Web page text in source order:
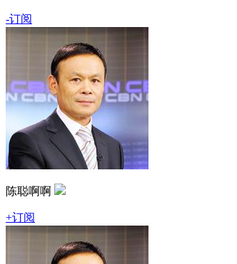
-订阅
陈聪啊啊
+订阅